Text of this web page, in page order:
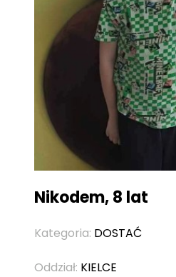
Nikodem, 8 lat
Kategoria: DOSTAĆ
Oddział: KIELCE